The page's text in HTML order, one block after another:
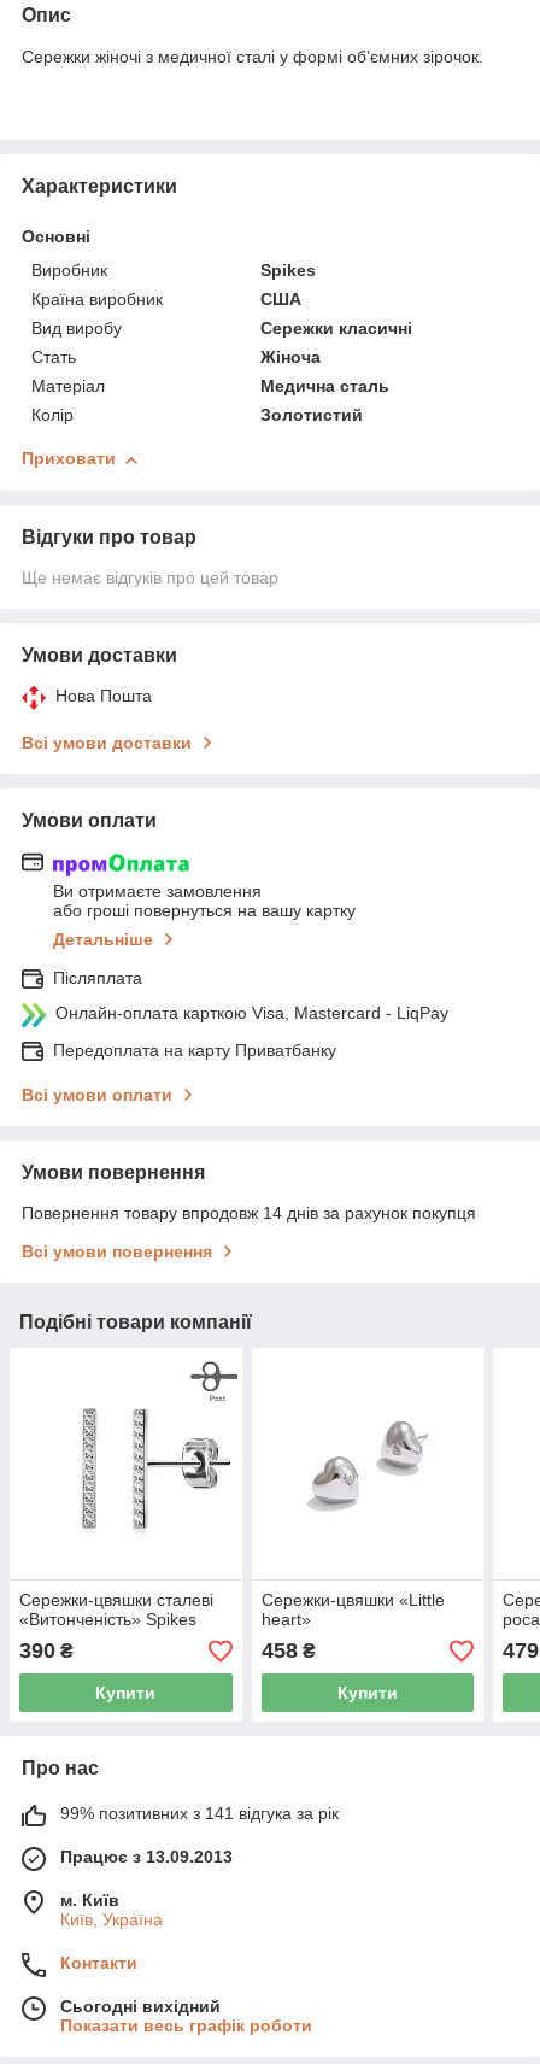
Опис
Сережки жіночі з медичної сталі у формі обʼємних зірочок.
Характеристики
Основні
Виробник
Spikes
Країна виробник
США
Вид виробу
Сережки класичні
Стать
Жіноча
Матеріал
Медична сталь
Колір
Золотистий
Приховати
Відгуки про товар
Ще немає відгуків про цей товар
Умови доставки
Нова Пошта
Всі умови доставки
Умови оплати
Ви отримаєте замовлення
або гроші повернуться на вашу картку
Детальніше
Післяплата
Онлайн-оплата карткою Visa, Mastercard - LiqPay
Передоплата на карту Приватбанку
Всі умови оплати
Умови повернення
Повернення товару впродовж 14 днів за рахунок покупця
Всі умови повернення
Подібні товари компанії
Сережки-цвяшки сталеві
«Витонченість» Spikes
390 ₴
Купити
Сережки-цвяшки «Little
heart»
458₴
Купити
479
Про нас
99% позитивних з 141 відгука за рік
Працює з 13.09.2013
м. Київ
Київ, Україна
Контакти
Сьогодні вихідний
Показати весь графік роботи